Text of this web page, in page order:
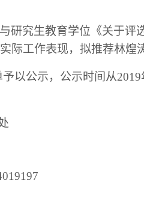
研究生教育学位《关于评
际工作表现，拟推荐林煌
以公示，公示时间从2019